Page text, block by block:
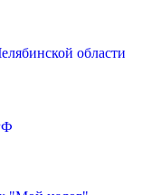
области